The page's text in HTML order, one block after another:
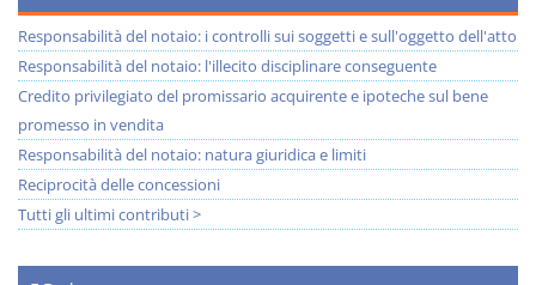
Responsabilità del notaio: i controlli sui soggetti e sull'oggetto dell'atto
Responsabilità del notaio: l'illecito disciplinare conseguente
Credito privilegiato del promissario acquirente e ipoteche sul bene
promesso in vendita
Responsabilità del notaio: natura giuridica e limiti
Reciprocità delle concessioni
Tutti gli ultimi contributi >